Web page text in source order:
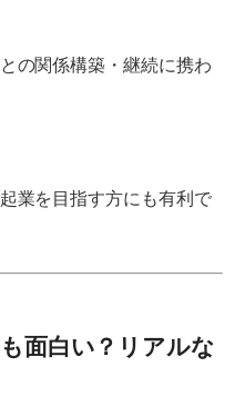
の関係構築・継続に携わ
業を目指す方にも有利で
面白い？リアルな